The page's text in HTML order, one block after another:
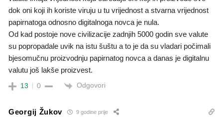
dok oni koji ih koriste viruju u tu vrijednost a stvarna vrijednost
papirnatoga odnosno digitalnoga novca je nula.
Od kad postoje nove civilizacije zadnjih 5000 godin sve valute
su popropadale uvik na istu šuštu a to je da su vladari počimali
bjesomučnu proizvodnju papirnatog novca a danas je digitalnu
valutu još lakše proizvest.
13 0 Odgovori
Georgij Žukov 9 godine prije